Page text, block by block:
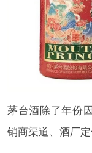
茅台酒除了年份
销商渠道、酒厂